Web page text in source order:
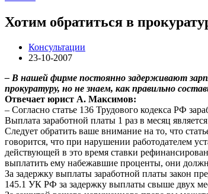
Хотим обратиться в
Консультации
23-10-2007
– В нашей фирме постоянно задерживают
прокуратуру, но не знаем, как правильно
Отвечает юрист А. Максимов:
– Согласно статье 136 Трудового кодекса РФ
Выплата заработной платы 1 раз в месяц
Следует обратить ваше внимание на то, что
говорится, что при нарушении работодателем
действующей в это время ставки
выплатить ему набежавшие проценты, они
За задержку выплаты заработной платы закон
145.1 УК РФ за задержку выплаты свыше двух